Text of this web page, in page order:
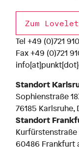
Zum
Tel +49 (0)721
Fax +49 (0)721
Standort
Sophienstraße
76185 Karlsruhe,
Standort
Kurfürstenstraße
60486 Frankfurt